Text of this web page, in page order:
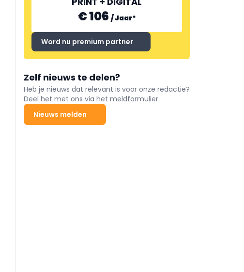
€ 106 /Jaar*
Word nu premium partner
Zelf nieuws te delen?
Heb je nieuws dat relevant is voor onze redactie?
Deel het met ons via het meldformulier.
Nieuws melden